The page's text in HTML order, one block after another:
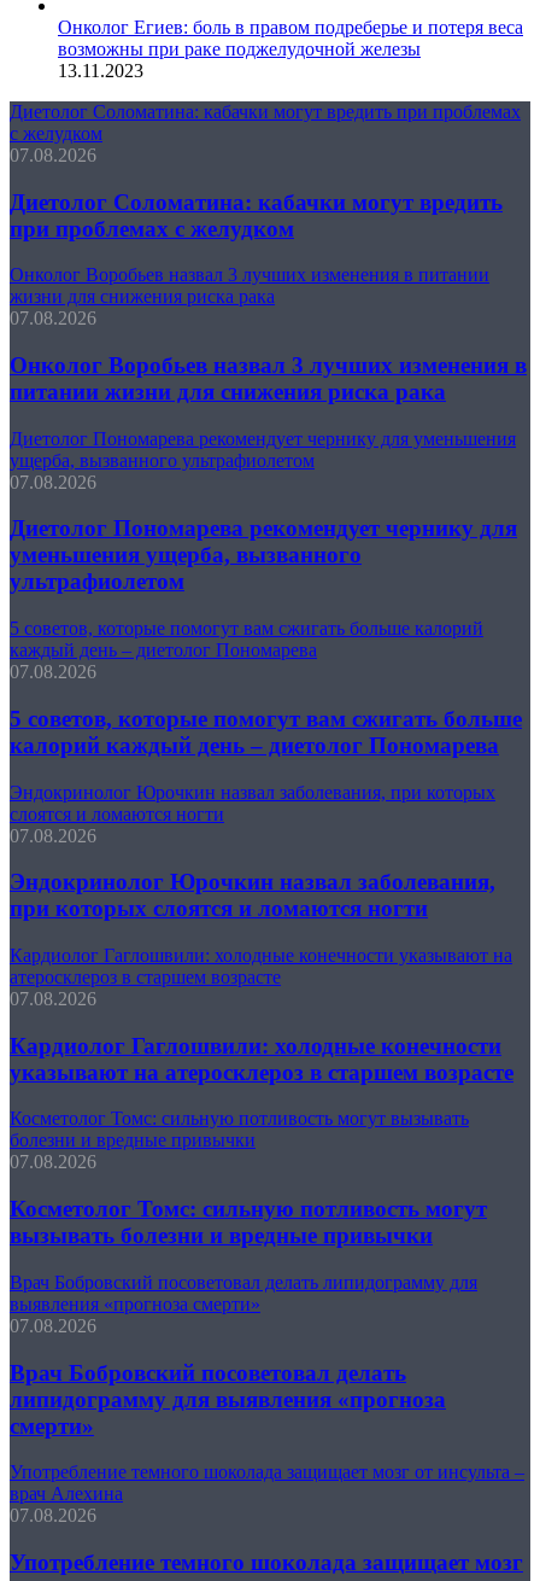
Онколог Егиев: боль в правом подреберье и потеря веса
возможны при раке поджелудочной железы
13.11.2023
Диетолог Соломатина: кабачки могут вредить при проблемах
с желудком
07.08.2026
Диетолог Соломатина: кабачки могут вредить
при проблемах с желудком
Онколог Воробьев назвал 3 лучших изменения в питании
жизни для снижения риска рака
07.08.2026
Онколог Воробьев назвал 3 лучших изменения в
питании жизни для снижения риска рака
Диетолог Пономарева рекомендует чернику для уменьшения
ущерба, вызванного ультрафиолетом
07.08.2026
Диетолог Пономарева рекомендует чернику для
уменьшения ущерба, вызванного
ультрафиолетом
5 советов, которые помогут вам сжигать больше калорий
каждый день – диетолог Пономарева
07.08.2026
5 советов, которые помогут вам сжигать больше
калорий каждый день – диетолог Пономарева
Эндокринолог Юрочкин назвал заболевания, при которых
слоятся и ломаются ногти
07.08.2026
Эндокринолог Юрочкин назвал заболевания,
при которых слоятся и ломаются ногти
Кардиолог Гаглошвили: холодные конечности указывают на
атеросклероз в старшем возрасте
07.08.2026
Кардиолог Гаглошвили: холодные конечности
указывают на атеросклероз в старшем возрасте
Косметолог Томс: сильную потливость могут вызывать
болезни и вредные привычки
07.08.2026
Косметолог Томс: сильную потливость могут
вызывать болезни и вредные привычки
Врач Бобровский посоветовал делать липидограмму для
выявления «прогноза смерти»
07.08.2026
Врач Бобровский посоветовал делать
липидограмму для выявления «прогноза
смерти»
Употребление темного шоколада защищает мозг от инсульта –
врач Алехина
07.08.2026
Употребление темного шоколада защищает мозг